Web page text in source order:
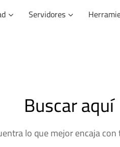
Servidores
Buscar aquí
lo que mejor encaja